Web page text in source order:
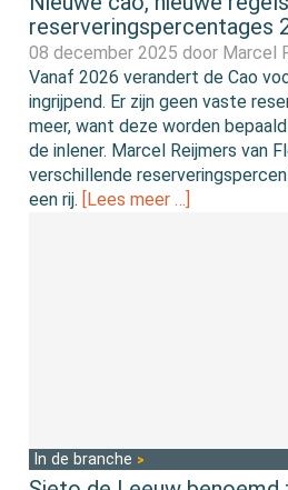
reserveringspercentages
08 december 2025 door Marcel
Vanaf 2026 verandert de Cao
ingrijpend. Er zijn geen vaste
meer, want deze worden
de inlener. Marcel Reijmers van
verschillende
een rij. [Lees meer …]
In de branche